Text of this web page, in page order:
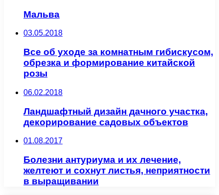
Мальва
03.05.2018
Все об уходе за комнатным гибискусом,
обрезка и формирование китайской
розы
06.02.2018
Ландшафтный дизайн дачного участка,
декорирование садовых объектов
01.08.2017
Болезни антуриума и их лечение,
желтеют и сохнут листья, неприятности
в выращивании